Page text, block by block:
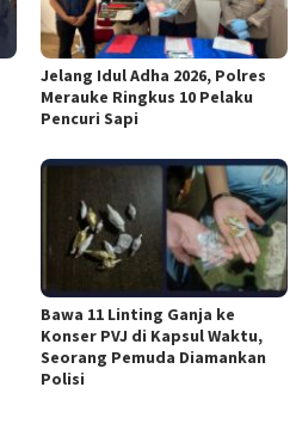
Jelang Idul Adha 2026, Polres
Merauke Ringkus 10 Pelaku
Pencuri Sapi
Bawa 11 Linting Ganja ke
Konser PVJ di Kapsul Waktu,
Seorang Pemuda Diamankan
Polisi